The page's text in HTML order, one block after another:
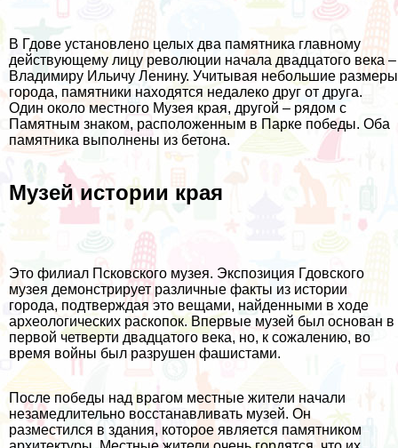
В Гдове установлено целых два памятника главному
действующему лицу революции начала двадцатого века –
Владимиру Ильичу Ленину. Учитывая небольшие размеры
города, памятники находятся недалеко друг от друга.
Один около местного Музея края, другой – рядом с
Памятным знаком, расположенным в Парке победы. Оба
памятника выполнены из бетона.
Музей истории края
Это филиал Псковского музея. Экспозиция Гдовского
музея демонстрирует различные факты из истории
города, подтверждая это вещами, найденными в ходе
археологических раскопок. Впервые музей был основан в
первой четверти двадцатого века, но, к сожалению, во
время войны был разрушен фашистами.
После победы над врагом местные жители начали
незамедлительно восстанавливать музей. Он
разместился в здания, которое является памятником